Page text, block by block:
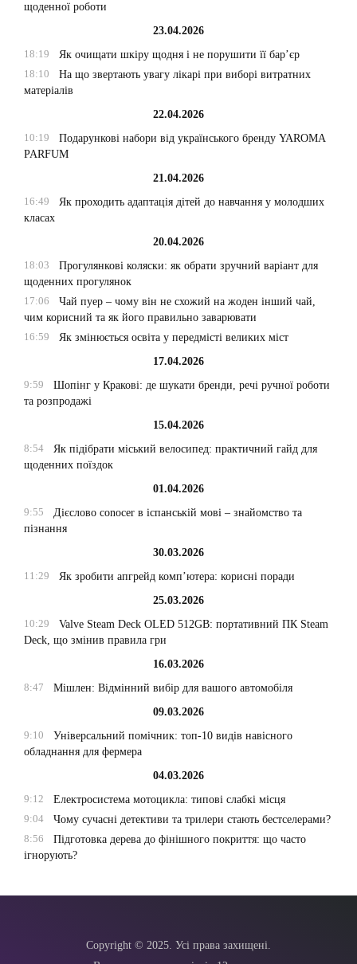
щоденної роботи
23.04.2026
18:19
Як очищати шкіру щодня і не порушити її бар’єр
18:10
На що звертають увагу лікарі при виборі витратних
матеріалів
22.04.2026
10:19
Подарункові набори від українського бренду YAROMA
PARFUM
21.04.2026
16:49
Як проходить адаптація дітей до навчання у молодших
класах
20.04.2026
18:03
Прогулянкові коляски: як обрати зручний варіант для
щоденних прогулянок
17:06
Чай пуер – чому він не схожий на жоден інший чай,
чим корисний та як його правильно заварювати
16:59
Як змінюється освіта у передмісті великих міст
17.04.2026
9:59
Шопінг у Кракові: де шукати бренди, речі ручної роботи
та розпродажі
15.04.2026
8:54
Як підібрати міський велосипед: практичний гайд для
щоденних поїздок
01.04.2026
9:55
Дієслово conocer в іспанській мові – знайомство та
пізнання
30.03.2026
11:29
Як зробити апгрейд комп’ютера: корисні поради
25.03.2026
10:29
Valve Steam Deck OLED 512GB: портативний ПК Steam
Deck, що змінив правила гри
16.03.2026
8:47
Мішлен: Відмінний вибір для вашого автомобіля
09.03.2026
9:10
Універсальний помічник: топ-10 видів навісного
обладнання для фермера
04.03.2026
9:12
Електросистема мотоцикла: типові слабкі місця
9:04
Чому сучасні детективи та трилери стають бестселерами?
8:56
Підготовка дерева до фінішного покриття: що часто
ігнорують?
Copyright © 2025. Усі права захищені.